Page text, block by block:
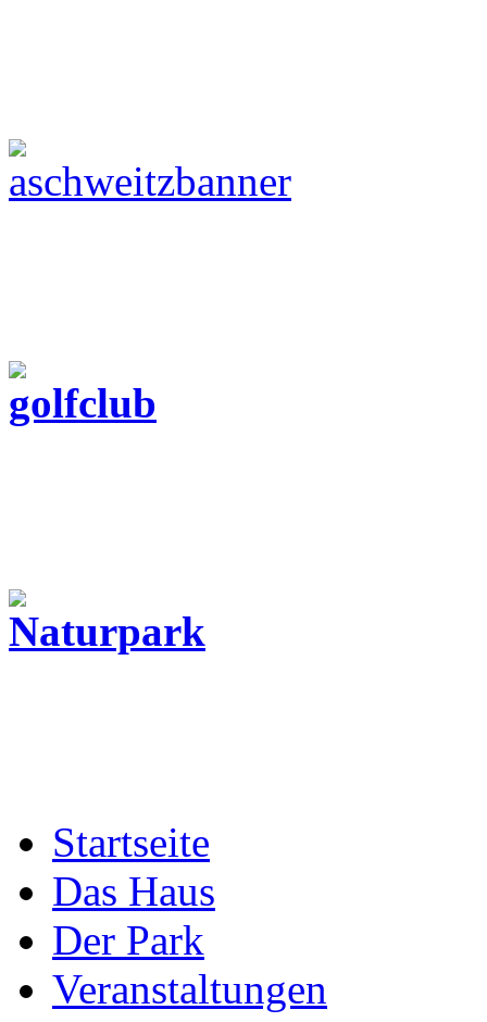
Startseite
Das Haus
Der Park
Veranstaltungen